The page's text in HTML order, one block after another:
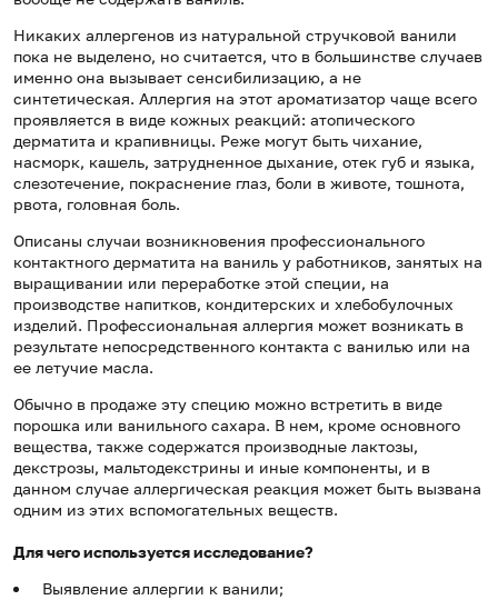
Никаких аллергенов из натуральной стручковой ванили
пока не выделено, но считается, что в большинстве случаев
именно она вызывает сенсибилизацию, а не
синтетическая. Аллергия на этот ароматизатор чаще всего
проявляется в виде кожных реакций: атопического
дерматита и крапивницы. Реже могут быть чихание,
насморк, кашель, затрудненное дыхание, отек губ и языка,
слезотечение, покраснение глаз, боли в животе, тошнота,
рвота, головная боль.
Описаны случаи возникновения профессионального
контактного дерматита на ваниль у работников, занятых на
выращивании или переработке этой специи, на
производстве напитков, кондитерских и хлебобулочных
изделий. Профессиональная аллергия может возникать в
результате непосредственного контакта с ванилью или на
ее летучие масла.
Обычно в продаже эту специю можно встретить в виде
порошка или ванильного сахара. В нем, кроме основного
вещества, также содержатся производные лактозы,
декстрозы, мальтодекстрины и иные компоненты, и в
данном случае аллергическая реакция может быть вызвана
одним из этих вспомогательных веществ.
Для чего используется исследование?
Выявление аллергии к ванили;